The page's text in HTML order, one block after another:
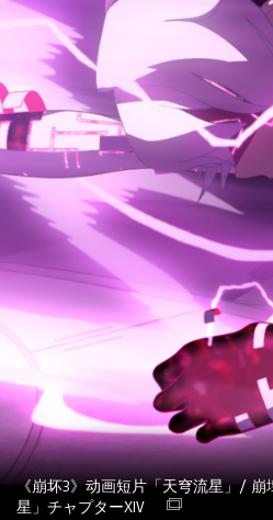
《崩坏3》动画短片「天穹流星」/
星」チャプターXIV